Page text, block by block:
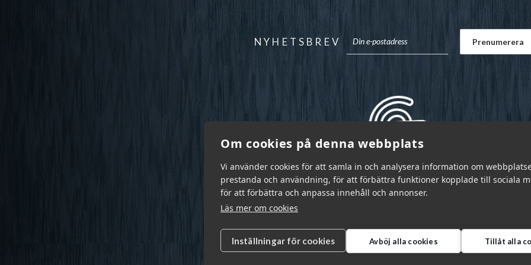
Om cookies på denna webbplats
Vi använder cookies för att samla in och analysera information om
prestanda och användning, för att förbättra funktioner kopplade till sociala
för att förbättra och anpassa innehåll och annonser.
Läs mer om cookies
Inställningar för cookies Avböj alla cookies Tillåt alla
NYHETSBREV
Garnr Sverige AB © 2026 | info@garnr.se 031 - 92